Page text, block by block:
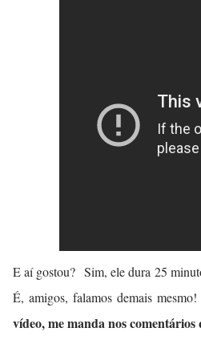
E aí gostou? Sim, ele dura 25
É, amigos, falamos demais mesmo!
vídeo, me manda nos